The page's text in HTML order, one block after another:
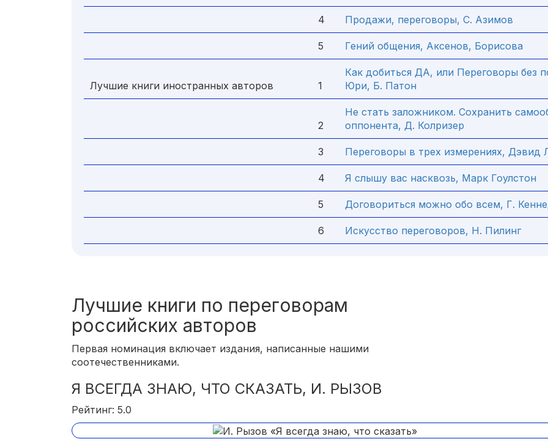
4 Продажи, переговоры, С. Азимов
5 Гений общения, Аксенов, Борисова
Лучшие книги иностранных авторов 1
Как добиться ДА, или Переговоры без
Юри, Б. Патон
2
Не стать заложником. Сохранить
оппонента, Д. Колризер
3 Переговоры в трех измерениях, Дэвид
4 Я слышу вас насквозь, Марк Гоулстон
5 Договориться можно обо всем, Г.
6 Искусство переговоров, Н. Пилинг
Лучшие книги по переговорам
российских авторов
Первая номинация включает издания, написанные нашими
соотечественниками.
Я ВСЕГДА ЗНАЮ, ЧТО СКАЗАТЬ, И. РЫЗОВ
Рейтинг: 5.0